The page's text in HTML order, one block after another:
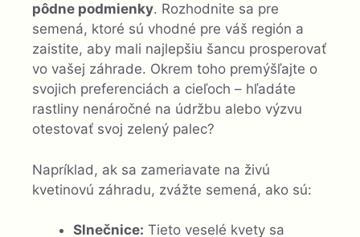
pôdne podmienky. Rozhodnite sa pre
semená, ktoré sú vhodné pre váš región a
zaistite, aby mali najlepšiu šancu prosperovať
vo vašej záhrade. Okrem toho premýšľajte o
svojich preferenciách a cieľoch – hľadáte
rastliny nenáročné na údržbu alebo výzvu
otestovať svoj zelený palec?
Napríklad, ak sa zameriavate na živú
kvetinovú záhradu, zvážte semená, ako sú:
Slnečnice: Tieto veselé kvety sa